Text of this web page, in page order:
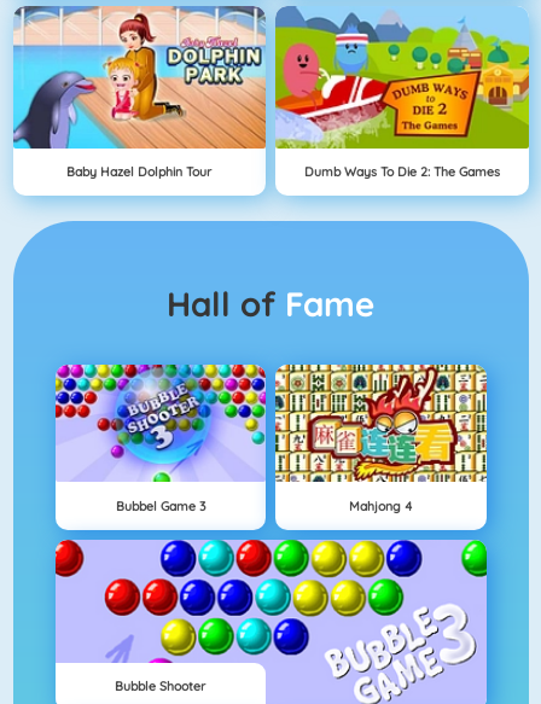
Baby Hazel Dolphin Tour Dumb Ways To Die 2: The Games
Hall of Fame
Bubbel Game 3 Mahjong 4
Bubble Shooter